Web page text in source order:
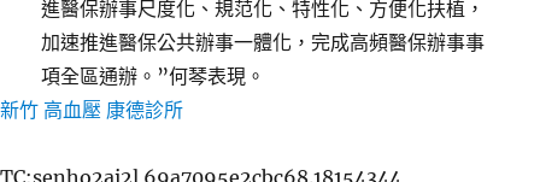
進醫保辦事尺度化、規范化、特性化、方便化扶植，
加速推進醫保公共辦事一體化，完成高頻醫保辦事事
項全區通辦。”何琴表現。
新竹 高血壓 康德診所
TC:senho2ai2l 69a7095e2cbc68.18154344